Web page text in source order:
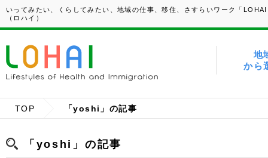
いってみたい、くらしてみたい、地域の仕事、移住、さすらいワーク「
（ロハイ）
地
から
TOP 「yoshi」の記事
「yoshi」の記事